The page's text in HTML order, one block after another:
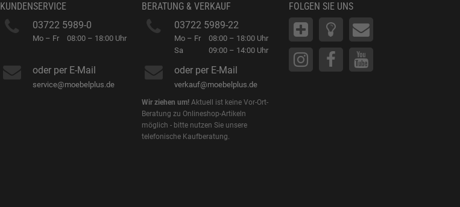
KUNDENSERVICE
03722 5989-0
Mo – Fr 08:00 – 18:00 Uhr
oder per E-Mail
service@moebelplus.de
BERATUNG & VERKAUF
03722 5989-22
Mo – Fr
Sa
08:00 – 18:00 Uhr
09:00 – 14:00 Uhr
oder per E-Mail
verkauf@moebelplus.de
Wir ziehen um! Aktuell ist keine Vor-Ort-
Beratung zu Onlineshop-Artikeln
möglich - bitte nutzen Sie unsere
telefonische Kaufberatung.
FOLGEN SIE UNS